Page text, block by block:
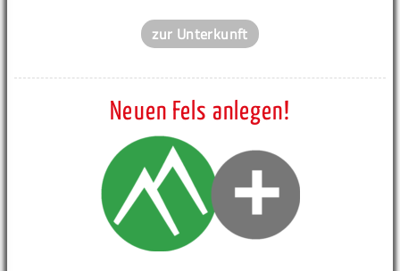
zur Unterkunft
Neuen Fels anlegen!